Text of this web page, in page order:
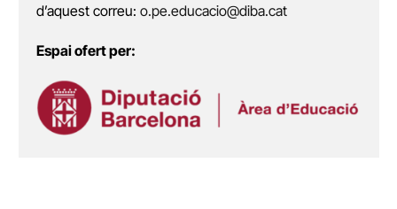
d’aquest correu: o.pe.educacio@diba.cat
Espai ofert per: